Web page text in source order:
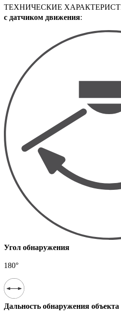
ТЕХНИЧЕСКИЕ
с датчиком движения:
Угол обнаружения
180°
Дальность обнаружения объекта